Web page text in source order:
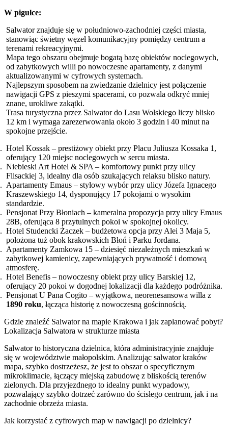
W pigułce:
Salwator znajduje się w południowo-zachodniej części miasta,
stanowiąc świetny węzeł komunikacyjny pomiędzy centrum a
terenami rekreacyjnymi.
Mapa tego obszaru obejmuje bogatą bazę obiektów noclegowych,
od zabytkowych willi po nowoczesne apartamenty, z danymi
aktualizowanymi w cyfrowych systemach.
Najlepszym sposobem na zwiedzanie dzielnicy jest połączenie
nawigacji GPS z pieszymi spacerami, co pozwala odkryć mniej
znane, urokliwe zakątki.
Trasa turystyczna przez Salwator do Lasu Wolskiego liczy blisko
12 km i wymaga zarezerwowania około 3 godzin i 40 minut na
spokojne przejście.
Hotel Kossak – prestiżowy obiekt przy Placu Juliusza Kossaka 1,
oferujący 120 miejsc noclegowych w sercu miasta.
Niebieski Art Hotel & SPA – komfortowy punkt przy ulicy
Flisackiej 3, idealny dla osób szukających relaksu blisko natury.
Apartamenty Emaus – stylowy wybór przy ulicy Józefa Ignacego
Kraszewskiego 14, dysponujący 17 pokojami o wysokim
standardzie.
Pensjonat Przy Błoniach – kameralna propozycja przy ulicy Emaus
28B, oferująca 8 przytulnych pokoi w spokojnej okolicy.
Hotel Studencki Żaczek – budżetowa opcja przy Alei 3 Maja 5,
położona tuż obok krakowskich Błoń i Parku Jordana.
Apartamenty Zamkowa 15 – dziesięć niezależnych mieszkań w
zabytkowej kamienicy, zapewniających prywatność i domową
atmosferę.
Hotel Benefis – nowoczesny obiekt przy ulicy Barskiej 12,
oferujący 20 pokoi w dogodnej lokalizacji dla każdego podróżnika.
Pensjonat U Pana Cogito – wyjątkowa, neorenesansowa willa z
1890 roku, łącząca historię z nowoczesną gościnnością.
Gdzie znaleźć Salwator na mapie Krakowa i jak zaplanować pobyt?
Lokalizacja Salwatora w strukturze miasta
Salwator to historyczna dzielnica, która administracyjnie znajduje
się w województwie małopolskim. Analizując salwator kraków
mapa, szybko dostrzeżesz, że jest to obszar o specyficznym
mikroklimacie, łączący miejską zabudowę z bliskością terenów
zielonych. Dla przyjezdnego to idealny punkt wypadowy,
pozwalający szybko dotrzeć zarówno do ścisłego centrum, jak i na
zachodnie obrzeża miasta.
Jak korzystać z cyfrowych map w nawigacji po dzielnicy?